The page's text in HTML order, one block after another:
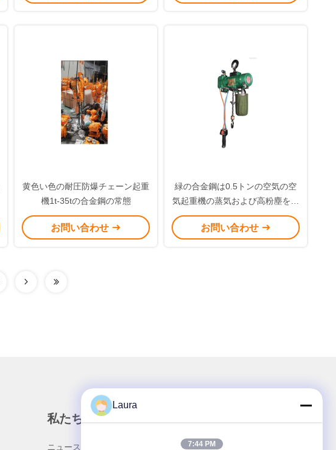
黄色い色の耐圧防爆チェーン起重
機1t-35tの合金鋼の常態
お問い合わせ
緑の合金鋼は0.5トンの空気の空
気起重機の蒸気および高粉塵を払
います
お問い合わせ
私たちのニュースレター
ニュースレターを購読して、割引などを入手してくださ
Laura
7:44 PM